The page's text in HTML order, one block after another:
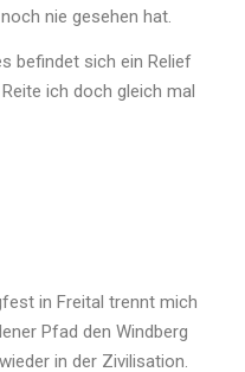
nie gesehen hat.
befindet sich ein Relief
ich doch gleich mal
in Freital trennt mich
Pfad den Windberg
in der Zivilisation.